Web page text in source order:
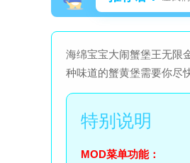
海绵宝宝大闹蟹堡王无限
种味道的蟹黄堡需要你尽
MOD菜单功能：